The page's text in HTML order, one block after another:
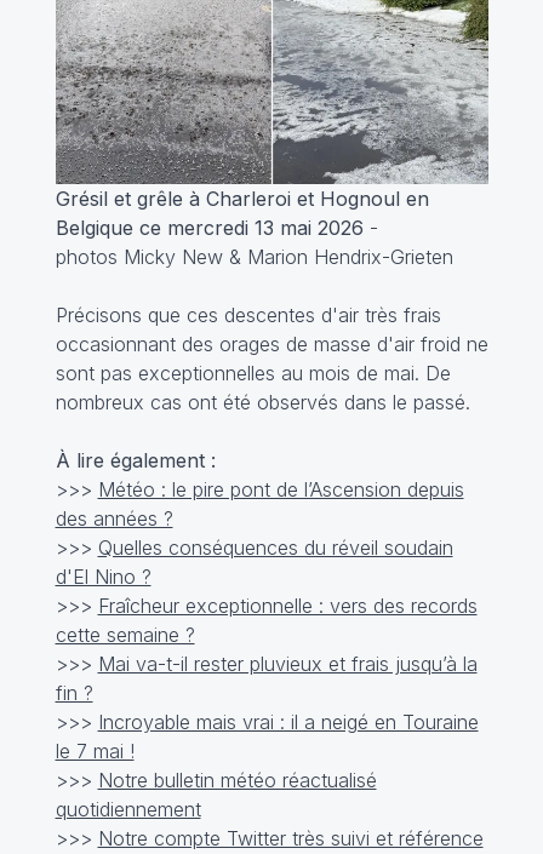
Grésil et grêle à Charleroi et Hognoul en
Belgique ce mercredi 13 mai 2026 -
photos Micky New & Marion Hendrix-Grieten
Précisons que ces descentes d'air très frais
occasionnant des orages de masse d'air froid ne
sont pas exceptionnelles au mois de mai. De
nombreux cas ont été observés dans le passé.
À lire également :
>>> Météo : le pire pont de l’Ascension depuis
des années ?
>>> Quelles conséquences du réveil soudain
d'El Nino ?
>>> Fraîcheur exceptionnelle : vers des records
cette semaine ?
>>> Mai va-t-il rester pluvieux et frais jusqu’à la
fin ?
>>> Incroyable mais vrai : il a neigé en Touraine
le 7 mai !
>>> Notre bulletin météo réactualisé
quotidiennement
>>> Notre compte Twitter très suivi et référence